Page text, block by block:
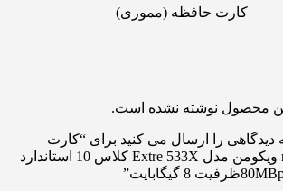
کارت حافظه (مموری)
محصول نوشته نشده است.
دیدگاهی را ارسال می کنید برای “کارت
حافظه microSDHC ویکومن مدل Extre 533X کلاس 10 استاندارد